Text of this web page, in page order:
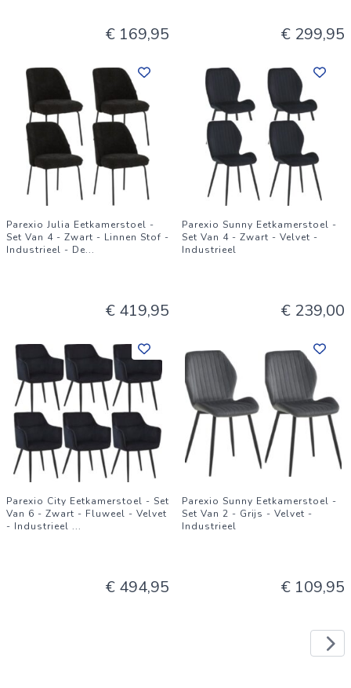
€ 169,95 € 299,95
Parexio Julia Eetkamerstoel -
Set Van 4 - Zwart - Linnen Stof -
Industrieel - De...
€ 419,95
Parexio Sunny Eetkamerstoel -
Set Van 4 - Zwart - Velvet -
Industrieel
€ 239,00
Parexio City Eetkamerstoel - Set
Van 6 - Zwart - Fluweel - Velvet
- Industrieel ...
€ 494,95
Parexio Sunny Eetkamerstoel -
Set Van 2 - Grijs - Velvet -
Industrieel
€ 109,95